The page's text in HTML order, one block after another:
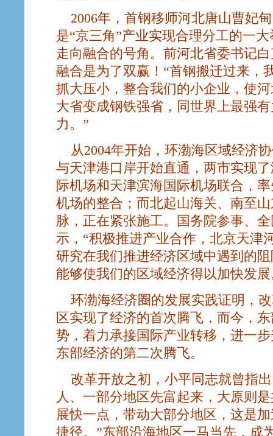
2006年，首钢移师河北唐山曹妃
是“京三角”产业实现合理分工的一
走向融合的号角。前河北省委书记
融合是为了双赢！“首钢搬迁过来，
抓大压小，整合我们的小企业，使
大省变成钢铁强省，同世界上最强
力。”
从2004年开始，环渤海区域经济
与天津港口岸开始直通，两市实现
际机场和天津滨海国际机场联合，
机场的整合；而北起山海关、南至
脉，正在紧张施工。国务院参事、
示，“积极推进产业合作，北京天津
研究在我们推进经济区域中遇到的
能够使我们的区域经济得以加快发展
环渤海经济圈的发展实践证明，
区实现了经济的首次腾飞，而今，
势，着力承接国际产业转移，进一
东部经济的第二次腾飞。
改革开放之初，小平同志就曾指
人、一部分地区先富起来，大原则
展快一点，带动大部分地区，这是
捷径。”东部沿海地区一马当先，成